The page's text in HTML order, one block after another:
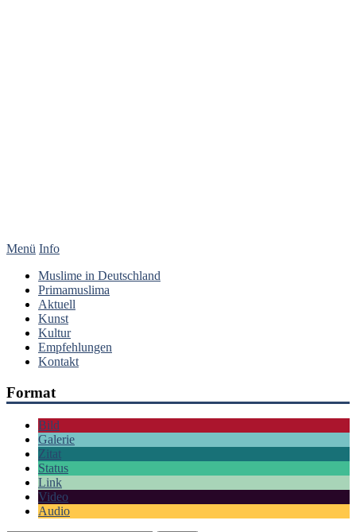
Menü Info
Muslime in Deutschland
Primamuslima
Aktuell
Kunst
Kultur
Empfehlungen
Kontakt
Format
Bild
Galerie
Zitat
Status
Link
Video
Audio